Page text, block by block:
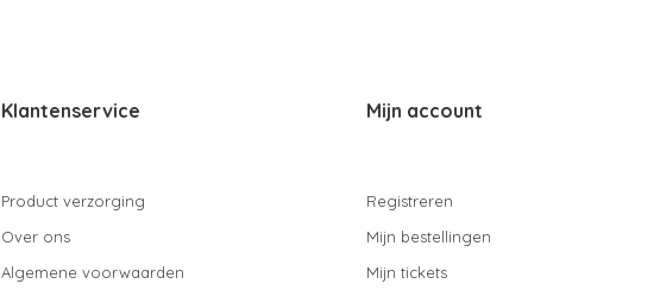
Klantenservice
Product verzorging
Over ons
Algemene voorwaarden
Mijn account
Registreren
Mijn bestellingen
Mijn tickets